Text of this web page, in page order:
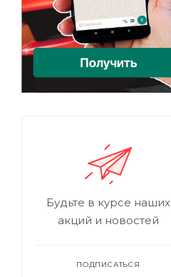
Будьте в курсе наших
акций и новостей
ПОДПИСАТЬСЯ